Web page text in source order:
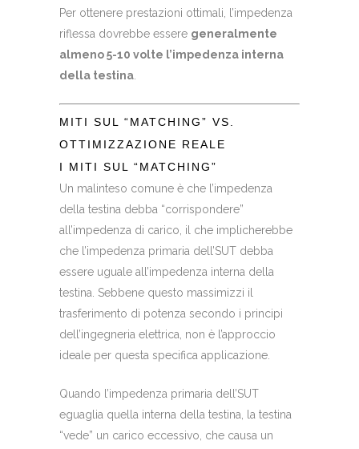
Per ottenere prestazioni ottimali, l’impedenza
riflessa dovrebbe essere generalmente
almeno 5-10 volte l’impedenza interna
della testina.
MITI SUL “MATCHING” VS.
OTTIMIZZAZIONE REALE
I MITI SUL “MATCHING”
Un malinteso comune è che l’impedenza
della testina debba “corrispondere”
all’impedenza di carico, il che implicherebbe
che l’impedenza primaria dell’SUT debba
essere uguale all’impedenza interna della
testina. Sebbene questo massimizzi il
trasferimento di potenza secondo i principi
dell’ingegneria elettrica, non è l’approccio
ideale per questa specifica applicazione.
Quando l’impedenza primaria dell’SUT
eguaglia quella interna della testina, la testina
“vede” un carico eccessivo, che causa un